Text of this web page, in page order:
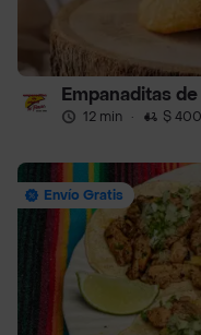
Empanaditas
12 min · $
Envío Gratis